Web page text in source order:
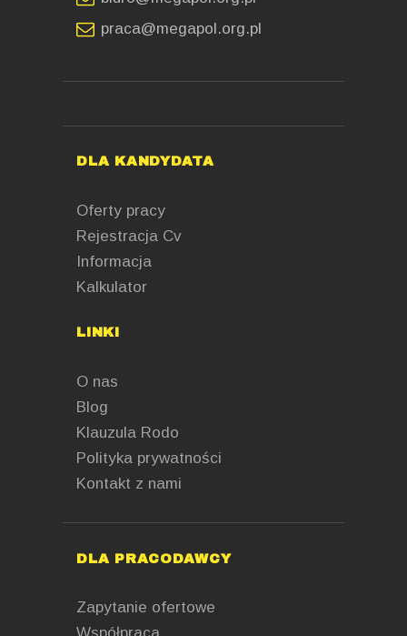
praca@megapol.org.pl
DLA KANDYDATA
Oferty pracy
Rejestracja Cv
Informacja
Kalkulator
LINKI
O nas
Blog
Klauzula Rodo
Polityka prywatności
Kontakt z nami
DLA PRACODAWCY
Zapytanie ofertowe